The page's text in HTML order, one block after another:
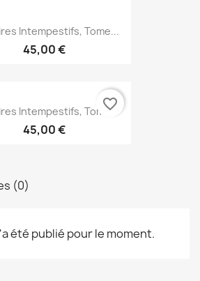
Intempestifs, Tome...
45,00 €
Intempestifs, Tome...
45,00 €
favorite_border
(0)
été publié pour le moment.